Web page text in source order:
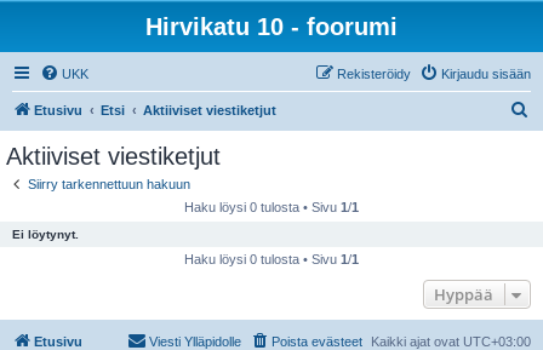
Hirvikatu 10 - foorumi
UKK Kirjaudu sisään
Rekisteröidy
Etusivu Etsi Aktiiviset viestiketjut
Aktiiviset viestiketjut
Siirry tarkennettuun hakuun
Haku löysi 0 tulosta • Sivu 1/1
Ei löytynyt.
Haku löysi 0 tulosta • Sivu 1/1
Hyppää
Etusivu Kaikki ajat ovat UTC+03:00
Poista evästeet
Viesti Ylläpidolle